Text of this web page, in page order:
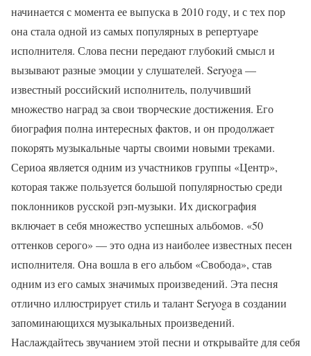
начинается с момента ее выпуска в 2010 году, и с тех пор
она стала одной из самых популярных в репертуаре
исполнителя. Слова песни передают глубокий смысл и
вызывают разные эмоции у слушателей. Seryoga —
известный российский исполнитель, получивший
множество наград за свои творческие достижения. Его
биография полна интересных фактов, и он продолжает
покорять музыкальные чарты своими новыми треками.
Сериоа является одним из участников группы «Центр»,
которая также пользуется большой популярностью среди
поклонников русской рэп-музыки. Их дискография
включает в себя множество успешных альбомов. «50
оттенков серого» — это одна из наиболее известных песен
исполнителя. Она вошла в его альбом «Свобода», став
одним из его самых значимых произведений. Эта песня
отлично иллюстрирует стиль и талант Seryoga в создании
запоминающихся музыкальных произведений.
Наслаждайтесь звучанием этой песни и открывайте для себя